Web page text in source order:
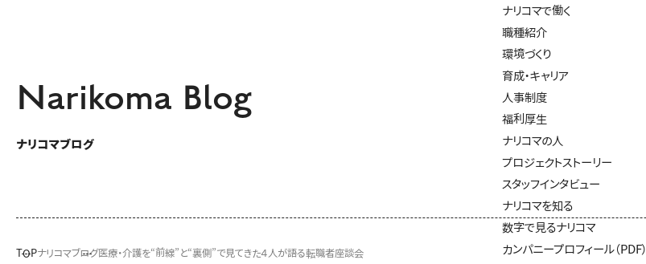
ナリコマで働く
職種紹介
環境づくり
育成・キャリア
人事制度
福利厚生
ナリコマの人
プロジェクトストーリー
スタッフインタビュー
ナリコマを知る
数字で見るナリコマ
カンパニープロフィール（PDF）
Narikoma Blog
ナリコマブログ
TOPナリコマブログ医療・介護を“前線”と“裏側”で見てきた４人が語る転職者座談会